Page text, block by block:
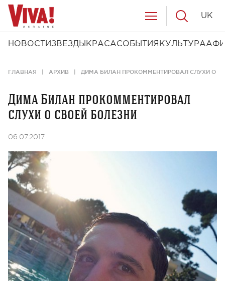
НОВОСТИ ЗВЕЗДЫ КРАСАСОБЫТИЯ КУЛЬТУРА
UK
ГЛАВНАЯ АРХИВ ДИМА БИЛАН ПРОКОММЕНТИРОВАЛ СЛУХИ О
Дима Билан прокомментировал
слухи о своей болезни
06.07.2017